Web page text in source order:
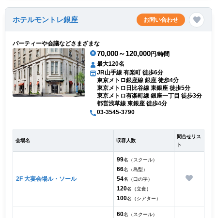
ホテルモントレ銀座 お問い合わせ
パーティーや会議などさまざまな
70,000～120,000円/時間
最大120名
JR山手線 有楽町 徒歩6分
東京メトロ銀座線 銀座 徒歩4分
東京メトロ日比谷線 東銀座 徒歩5分
東京メトロ有楽町線 銀座一丁目 徒歩3分
都営浅草線 東銀座 徒歩4分
03-3545-3790
会場名 収容人数
問合せリス
ト
2F 大宴会場ル・ソール
99名（スクール）
66名（島型）
54名（口の字）
120名（立食）
100名（シアター）
60名（スクール）